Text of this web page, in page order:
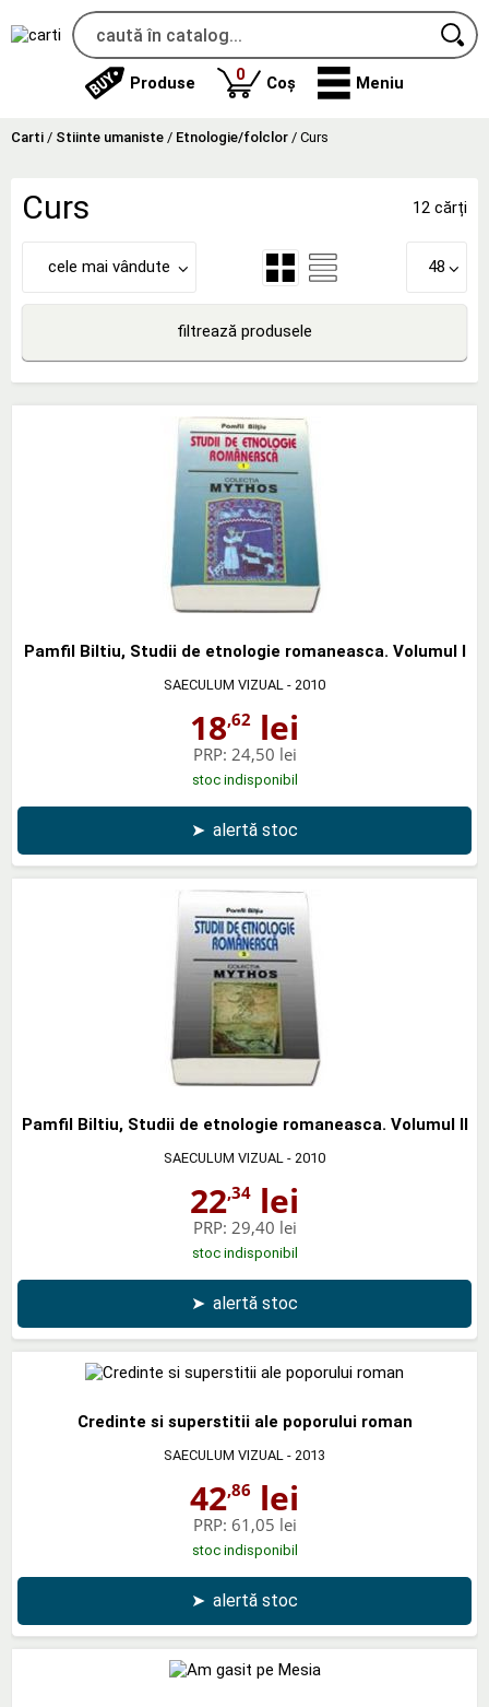
Produse 0produse
Coș Meniu
Carti / Stiinte umaniste / Etnologie/folclor / Curs
Curs 12 cărți
cele mai vândute 48
filtrează produsele
Pamfil Biltiu, Studii de etnologie romaneasca. Volumul I
SAECULUM VIZUAL - 2010
18,62 lei
PRP: 24,50 lei
stoc indisponibil
➤ alertă stoc
Pamfil Biltiu, Studii de etnologie romaneasca. Volumul II
SAECULUM VIZUAL - 2010
22,34 lei
PRP: 29,40 lei
stoc indisponibil
➤ alertă stoc
Credinte si superstitii ale poporului roman
SAECULUM VIZUAL - 2013
42,86 lei
PRP: 61,05 lei
stoc indisponibil
➤ alertă stoc